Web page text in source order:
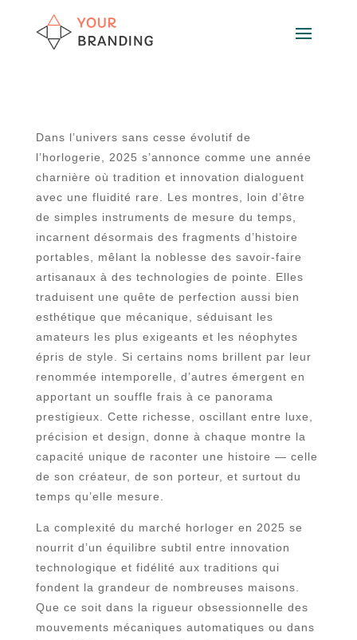
Dans l’univers sans cesse évolutif de
l’horlogerie, 2025 s’annonce comme une année
charnière où tradition et innovation dialoguent
avec une fluidité rare. Les montres, loin d’être
de simples instruments de mesure du temps,
incarnent désormais des fragments d’histoire
portables, mêlant la noblesse des savoir-faire
artisanaux à des technologies de pointe. Elles
traduisent une quête de perfection aussi bien
esthétique que mécanique, séduisant les
amateurs les plus exigeants et les néophytes
épris de style. Si certains noms brillent par leur
renommée intemporelle, d’autres émergent en
apportant un souffle frais à ce panorama
prestigieux. Cette richesse, oscillant entre luxe,
précision et design, donne à chaque montre la
capacité unique de raconter une histoire — celle
de son créateur, de son porteur, et surtout du
temps qu’elle mesure.
La complexité du marché horloger en 2025 se
nourrit d’un équilibre subtil entre innovation
technologique et fidélité aux traditions qui
fondent la grandeur de nombreuses maisons.
Que ce soit dans la rigueur obsessionnelle des
mouvements mécaniques automatiques ou dans